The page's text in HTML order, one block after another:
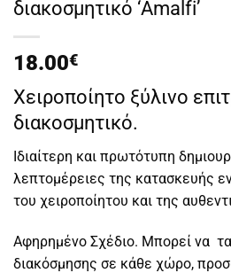
διακοσμητικό ‘Amalfi’
18.00€
Χειροποίητο ξύλινο
διακοσμητικό.
Ιδιαίτερη και πρωτότυπη
λεπτομέρειες της κατασκευής
του χειροποίητου και της
Αφηρημένο Σχέδιο. Μπορεί να
διακόσμησης σε κάθε χώρο,